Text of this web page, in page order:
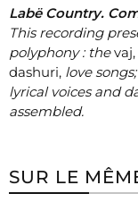
Labë Country.
This recording
polyphony : thevaj,
dashuri, love
lyrical voices and
assembled.
SUR LE